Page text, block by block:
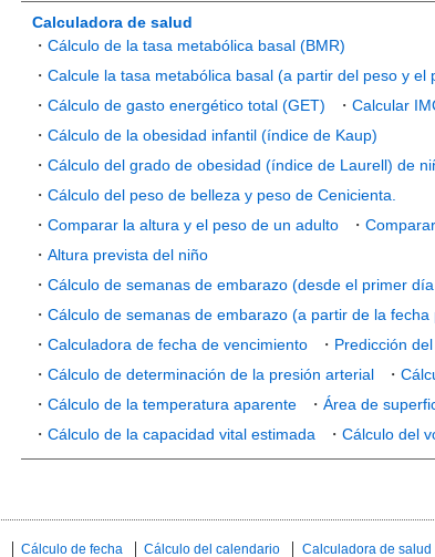
Calculadora de salud
・ Cálculo de la tasa metabólica basal (BMR)
・ Calcule la tasa metabólica basal (a partir del peso y el
・ Cálculo de gasto energético total (GET) ・ Calcular
・ Cálculo de la obesidad infantil (índice de Kaup)
・ Cálculo del grado de obesidad (índice de Laurell) de
・ Cálculo del peso de belleza y peso de Cenicienta.
・ Comparar la altura y el peso de un adulto ・
・ Altura prevista del niño
・ Cálculo de semanas de embarazo (desde el primer
・ Cálculo de semanas de embarazo (a partir de la fecha
・ Calculadora de fecha de vencimiento ・ Predicción
・ Cálculo de determinación de la presión arterial ・
・ Cálculo de la temperatura aparente ・ Área de
・ Cálculo de la capacidad vital estimada ・ Cálculo del
Cálculo de fecha Cálculo del calendario Calculadora de salud